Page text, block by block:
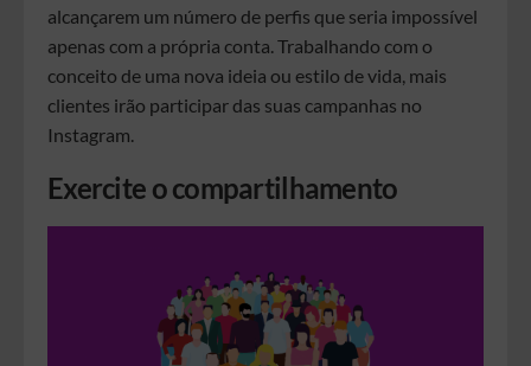
alcançarem um número de perfis que seria impossível
apenas com a própria conta. Trabalhando com o
conceito de uma nova ideia ou estilo de vida, mais
clientes irão participar das suas campanhas no
Instagram.
Exercite o compartilhamento